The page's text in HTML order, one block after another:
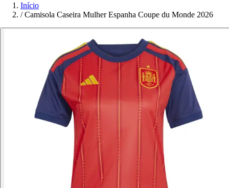
Início
/ Camisola Caseira Mulher Espanha Coupe du Monde 2026